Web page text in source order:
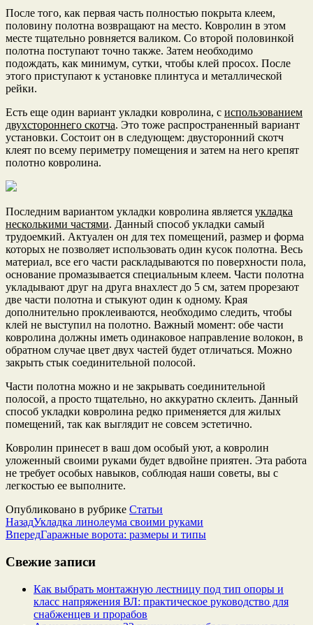
После того, как первая часть полностью покрыта клеем,
половину полотна возвращают на место. Ковролин в этом
месте тщательно ровняется валиком. Со второй половинкой
полотна поступают точно также. Затем необходимо
подождать, как минимум, сутки, чтобы клей просох. После
этого приступают к установке плинтуса и металлической
рейки.
Есть еще один вариант укладки ковролина, с использованием
двухстороннего скотча. Это тоже распространенный вариант
установки. Состоит он в следующем: двусторонний скотч
клеят по всему периметру помещения и затем на него крепят
полотно ковролина.
Последним вариантом укладки ковролина является укладка
несколькими частями. Данный способ укладки самый
трудоемкий. Актуален он для тех помещений, размер и форма
которых не позволяет использовать один кусок полотна. Весь
материал, все его части раскладываются по поверхности пола,
основание промазывается специальным клеем. Части полотна
укладывают друг на друга внахлест до 5 см, затем прорезают
две части полотна и стыкуют один к одному. Края
дополнительно проклеиваются, необходимо следить, чтобы
клей не выступил на полотно. Важный момент: обе части
ковролина должны иметь одинаковое направление волокон, в
обратном случае цвет двух частей будет отличаться. Можно
закрыть стык соединительной полосой.
Части полотна можно и не закрывать соединительной
полосой, а просто тщательно, но аккуратно склеить. Данный
способ укладки ковролина редко применяется для жилых
помещений, так как выглядит не совсем эстетично.
Ковролин принесет в ваш дом особый уют, а ковролин
уложенный своими руками будет вдвойне приятен. Эта работа
не требует особых навыков, соблюдая наши советы, вы с
легкостью ее выполните.
Опубликовано в рубрике Статьи
НазадУкладка линолеума своими руками
ВпередГаражные ворота: размеры и типы
Свежие записи
Как выбрать монтажную лестницу под тип опоры и
класс напряжения ВЛ: практическое руководство для
снабженцев и прорабов